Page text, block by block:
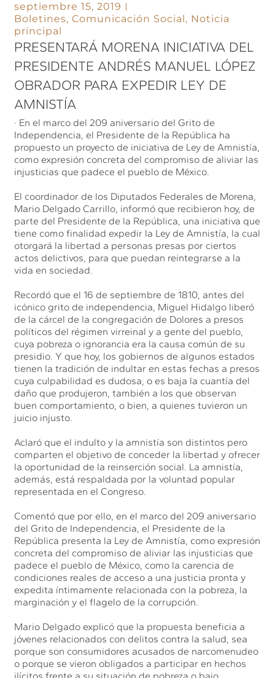
septiembre 15, 2019
Boletines,Comunicación Social, Noticia
principal
PRESENTARÁ MORENA INICIATIVA DEL
PRESIDENTE ANDRÉS MANUEL LÓPEZ
OBRADOR PARA EXPEDIR LEY DE
AMNISTÍA
· En el marco del 209 aniversario del Grito de
Independencia, el Presidente de la República ha
propuesto un proyecto de iniciativa de Ley de Amnistía,
como expresión concreta del compromiso de aliviar las
injusticias que padece el pueblo de México.
El coordinador de los Diputados Federales de Morena,
Mario Delgado Carrillo, informó que recibieron hoy, de
parte del Presidente de la República, una iniciativa que
tiene como finalidad expedir la Ley de Amnistía, la cual
otorgará la libertad a personas presas por ciertos
actos delictivos, para que puedan reintegrarse a la
vida en sociedad.
Recordó que el 16 de septiembre de 1810, antes del
icónico grito de independencia, Miguel Hidalgo liberó
de la cárcel de la congregación de Dolores a presos
políticos del régimen virreinal y a gente del pueblo,
cuya pobreza o ignorancia era la causa común de su
presidio. Y que hoy, los gobiernos de algunos estados
tienen la tradición de indultar en estas fechas a presos
cuya culpabilidad es dudosa, o es baja la cuantía del
daño que produjeron, también a los que observan
buen comportamiento, o bien, a quienes tuvieron un
juicio injusto.
Aclaró que el indulto y la amnistía son distintos pero
comparten el objetivo de conceder la libertad y ofrecer
la oportunidad de la reinserción social. La amnistía,
además, está respaldada por la voluntad popular
representada en el Congreso.
Comentó que por ello, en el marco del 209 aniversario
del Grito de Independencia, el Presidente de la
República presenta la Ley de Amnistía, como expresión
concreta del compromiso de aliviar las injusticias que
padece el pueblo de México, como la carencia de
condiciones reales de acceso a una justicia pronta y
expedita íntimamente relacionada con la pobreza, la
marginación y el flagelo de la corrupción.
Mario Delgado explicó que la propuesta beneficia a
jóvenes relacionados con delitos contra la salud, sea
porque son consumidores acusados de narcomenudeo
o porque se vieron obligados a participar en hechos